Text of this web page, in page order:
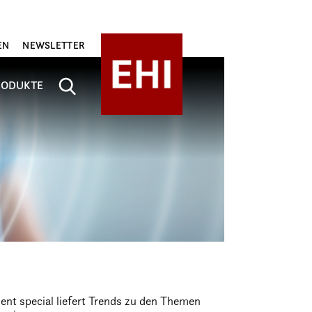
NEWSLETTER
special liefert Trends zu den Themen